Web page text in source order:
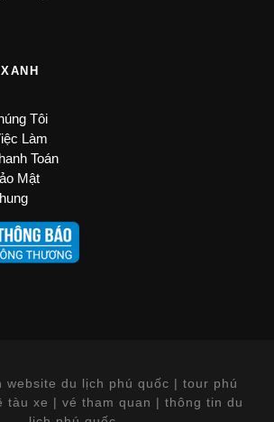
Tôi
Làm
Toán
Mật
website du lịch phú quốc | tour phú
tàu xe | vé tham quan | thông tin du